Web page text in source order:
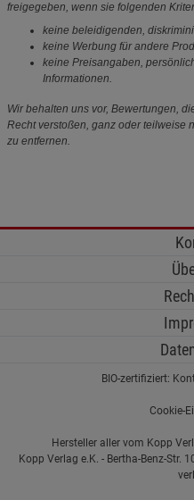
freigegeben, wenn sie folgenden
keine beleidigenden,
keine Werbung für andere
keine Preisangaben,
Informationen.
Wir behalten uns vor, Bewertungen,
Recht verstoßen, ganz oder teilweise
zu entfernen.
BIO-zertifiziert:
Cookie-
Hersteller aller vom Kopp
Kopp Verlag e.K. - Bertha-Benz-Str.